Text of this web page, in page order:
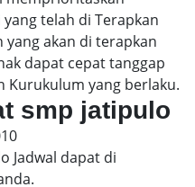
telah di Terapkan
akan di terapkan
dapat cepat tanggap
Kurukulum yang berlaku.
smp jatipulo
Jadwal dapat di